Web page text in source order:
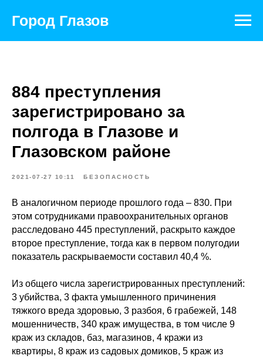
Город Глазов
884 преступления
зарегистрировано за
полгода в Глазове и
Глазовском районе
2021-07-27 10:11 БЕЗОПАСНОСТЬ
В аналогичном периоде прошлого года – 830. При
этом сотрудниками правоохранительных органов
расследовано 445 преступлений, раскрыто каждое
второе преступление, тогда как в первом полугодии
показатель раскрываемости составил 40,4 %.
Из общего числа зарегистрированных преступлений:
3 убийства, 3 факта умышленного причинения
тяжкого вреда здоровью, 3 разбоя, 6 грабежей, 148
мошенничеств, 340 краж имущества, в том числе 9
краж из складов, баз, магазинов, 4 кражи из
квартиры, 8 краж из садовых домиков, 5 краж из